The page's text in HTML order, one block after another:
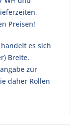
Preisen!
es sich
Breite.
zur
daher Rollen